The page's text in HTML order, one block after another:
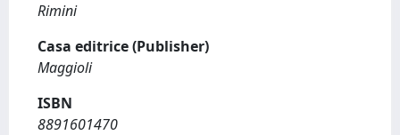
Rimini
Casa editrice (Publisher)
Maggioli
ISBN
8891601470